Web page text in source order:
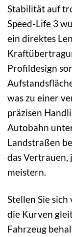
Stabilität auf
Speed-Life 3
ein direktes
Profildesign
was zu einer
präzisen
Autobahn
Landstraßen
das Vertrauen,
meistern.
Stellen Sie
die Kurven
Fahrzeug